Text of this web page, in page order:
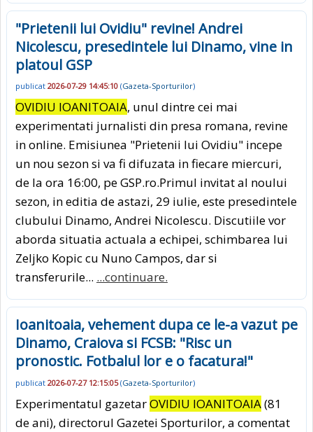
"Prietenii lui Ovidiu" revine! Andrei
Nicolescu, presedintele lui Dinamo, vine in
platoul GSP
publicat 2026-07-29 14:45:10 (Gazeta-Sporturilor)
OVIDIU IOANITOAIA, unul dintre cei mai
experimentati jurnalisti din presa romana, revine
in online. Emisiunea "Prietenii lui Ovidiu" incepe
un nou sezon si va fi difuzata in fiecare miercuri,
de la ora 16:00, pe GSP.ro.Primul invitat al noului
sezon, in editia de astazi, 29 iulie, este presedintele
clubului Dinamo, Andrei Nicolescu. Discutiile vor
aborda situatia actuala a echipei, schimbarea lui
Zeljko Kopic cu Nuno Campos, dar si
transferurile... ...continuare.
Ioanitoaia, vehement dupa ce le-a vazut pe
Dinamo, Craiova si FCSB: "Risc un
pronostic. Fotbalul lor e o facatura!"
publicat 2026-07-27 12:15:05(Gazeta-Sporturilor)
Experimentatul gazetarOVIDIU IOANITOAIA(81
de ani), directorul Gazetei Sporturilor, a comentat